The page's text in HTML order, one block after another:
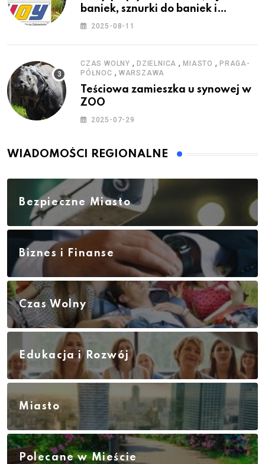
baniek, sznurki do baniek i
zestawy do baniek
2025-08-11
CZAS WOLNY , DZIELNICA ,MIASTO ,PRAGA-
PÓŁNOC , WARSZAWA
Teściowa zamieszka u synowej w
ZOO
2025-07-29
WIADOMOŚCI REGIONALNE
Bezpieczne Miasto
Biznes i Finanse
Czas Wolny
Edukacja i Rozwój
Miasto
Polecane w Mieście